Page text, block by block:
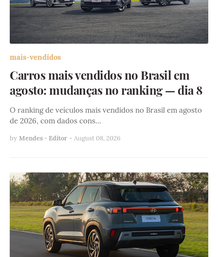
mais-vendidos
Carros mais vendidos no Brasil em
agosto: mudanças no ranking — dia 8
O ranking de veículos mais vendidos no Brasil em agosto
de 2026, com dados cons…
by Mendes - Editor - August 08, 2026